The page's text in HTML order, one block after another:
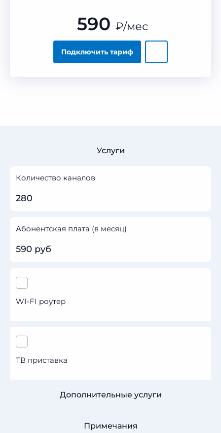
Подключить тариф
590 ₽/мес
Услуги
Количество каналов
280
Абонентская плата (в месяц)
590 руб
WI-FI роутер
ТВ приставка
Дополнительные услуги
Примечания